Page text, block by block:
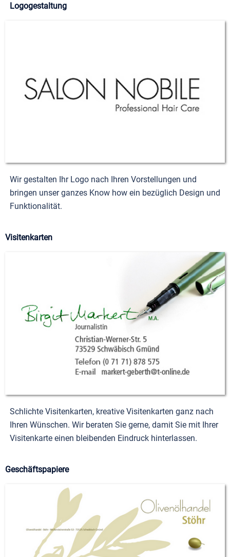
Logogestaltung
Wir gestalten Ihr Logo nach Ihren Vorstellungen und
bringen unser ganzes Know how ein bezüglich Design und
Funktionalität.
Visitenkarten
Schlichte Visitenkarten, kreative Visitenkarten ganz nach
Ihren Wünschen. Wir beraten Sie gerne, damit Sie mit Ihrer
Visitenkarte einen bleibenden Eindruck hinterlassen.
Geschäftspapiere